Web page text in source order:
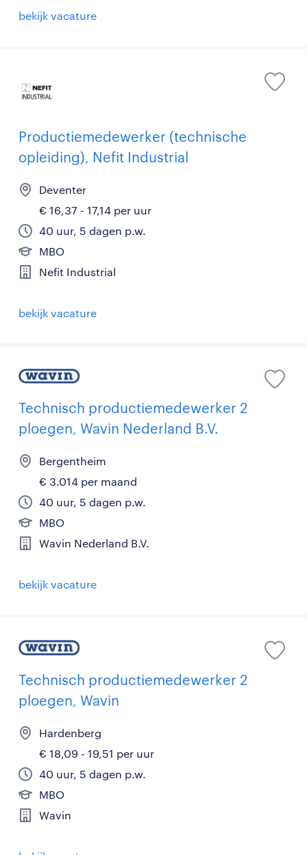
bekijk vacature
Productiemedewerker (technische
opleiding), Nefit Industrial
Deventer
€ 16,37 - 17,14 per uur
40 uur, 5 dagen p.w.
MBO
Nefit Industrial
bekijk vacature
Technisch productiemedewerker 2
ploegen, Wavin Nederland B.V.
Bergentheim
€ 3.014 per maand
40 uur, 5 dagen p.w.
MBO
Wavin Nederland B.V.
bekijk vacature
Technisch productiemedewerker 2
ploegen, Wavin
Hardenberg
€ 18,09 - 19,51 per uur
40 uur, 5 dagen p.w.
MBO
Wavin